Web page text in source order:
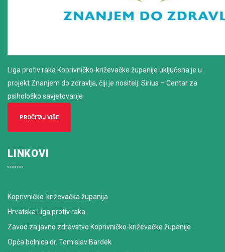
Liga protiv raka Koprivničko-križevačke županije uključena je u
projekt Znanjem do zdravlja, čiji je nositelj: Sirius – Centar za
psihološko savjetovanje
PROČITAJ VIŠE
LINKOVI
Koprivničko-križevačka županija
Hrvatska Liga protiv raka
Zavod za javno zdravstvo Koprivničko-križevačke županije
Opća bolnica dr. Tomislav Bardek